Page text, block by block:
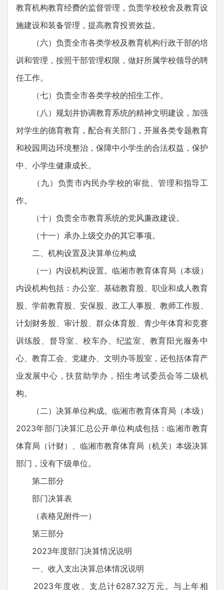
教育机构教育经费的监督管理，负责学校校舍及教育设
施建设和装备管理，提高教育投资效益。
（六）负责全市各类学校及教育机构行政干部的培
训和管理，按照干部管理权限，做好所属学校领导的聘
任工作。
（七）负责全市各类学校的招生工作。
（八）规划并协调教育系统的精神文明建设，加强
对学生的德育教育，配合有关部门，开展各类专题教育
和校园周边环境整治，保障中小学生的合法权益，保护
中、小学生健康成长。
（九）负责市内民办学校的审批、管理和指导工
作。
（十）负责全市教育系统的党风廉政建设。
（十一）承办上级交办的其它事项。
二、机构设置及决算单位构成
（一）内设机构设置。临湘市教育体育局（本级）
内设机构包括：办公室、基础教育股、职业和成人教育
股、学前教育股、安保股、政工人事股、教师工作股、
计划财务股、审计股、群众体育股、青少年体育和竞赛
训练股、督导室、校车办、纪监室、教育阳光服务中
心、教育工会、党建办、文明办等股室，还包括体育产
业发展中心，扶贫助学办，招生考试委员会等二级机
构。
（二）决算单位构成。临湘市教育体育局（本级）
2023年部门决算汇总公开单位构成包括：临湘市教育
体育局（计财）、临湘市教育体育局（机关）本级决算
部门，没有下级单位。
第二部分
部门决算表
（表格见附件一）
第三部分
2023年度部门决算情况说明
一、收入支出决算总体情况说明
2023年度收、支总计6287.32万元。与上年相